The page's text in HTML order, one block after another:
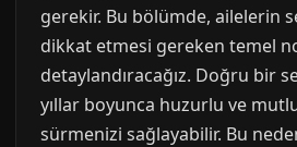
gerekir. Bu bölümde, ailelerin
dikkat etmesi gereken temel
detaylandıracağız. Doğru bir
yıllar boyunca huzurlu ve
sürmenizi sağlayabilir. Bu